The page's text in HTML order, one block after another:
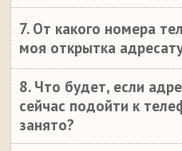
7. От какого номера
моя открытка
8. Что будет, если
сейчас подойти к
занято?